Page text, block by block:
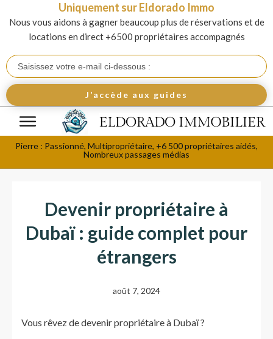
Uniquement sur Eldorado Immo
Nous vous aidons à gagner beaucoup plus de réservations et de
locations en direct +6500 propriétaires accompagnés
J’accède aux guides
Pierre : Passionné, Multipropriétaire, +6 500 propriétaires aidés,
Nombreux passages médias
Devenir propriétaire à
Dubaï : guide complet pour
étrangers
août 7, 2024
Vous rêvez de devenir propriétaire à Dubaï ?